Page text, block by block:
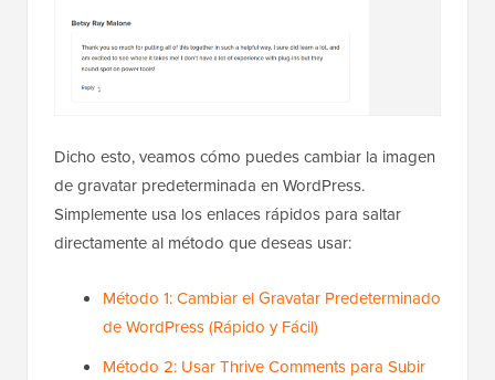
Dicho esto, veamos cómo puedes cambiar la imagen
de gravatar predeterminada en WordPress.
Simplemente usa los enlaces rápidos para saltar
directamente al método que deseas usar:
Método 1: Cambiar el Gravatar Predeterminado
de WordPress (Rápido y Fácil)
Método 2: Usar Thrive Comments para Subir